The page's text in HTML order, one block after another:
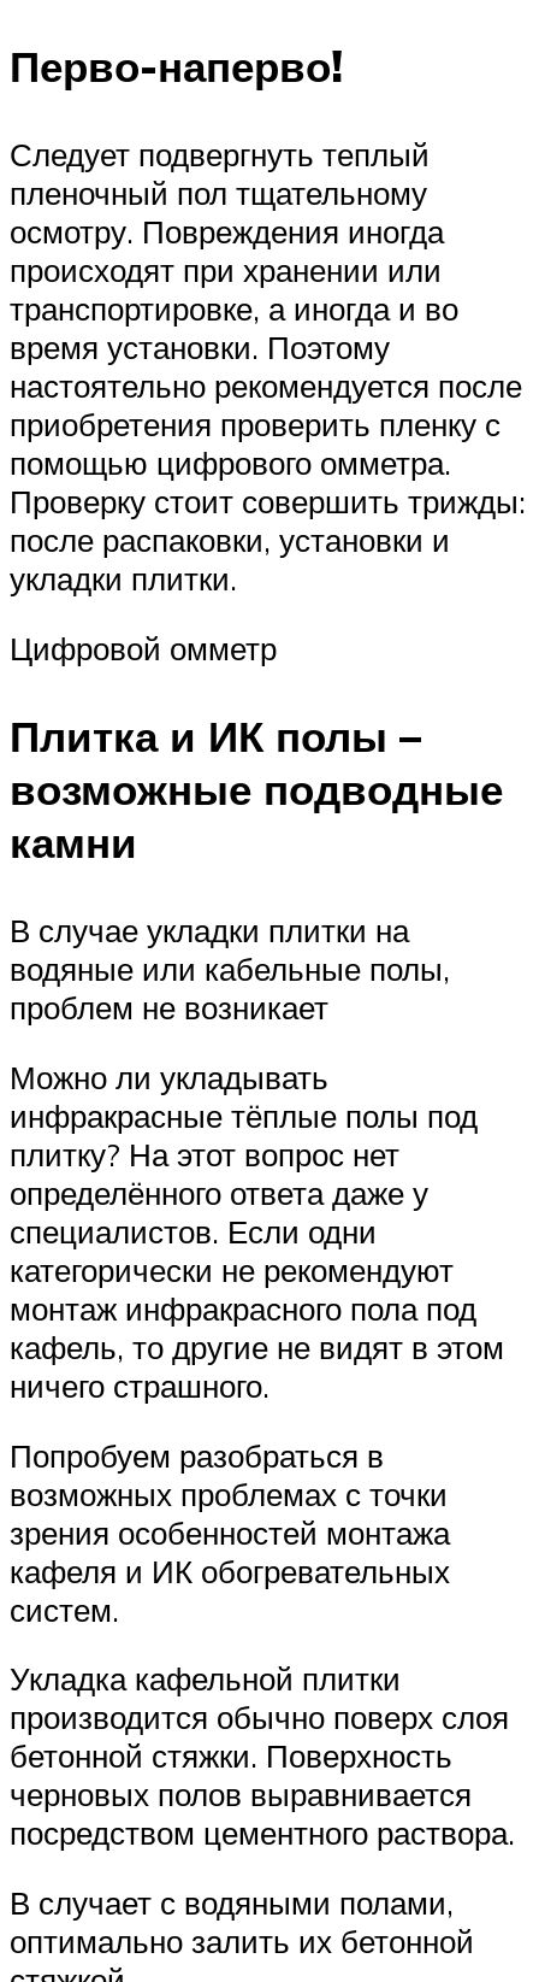
Перво-наперво!
Следует подвергнуть теплый
пленочный пол тщательному
осмотру. Повреждения иногда
происходят при хранении или
транспортировке, а иногда и во
время установки. Поэтому
настоятельно рекомендуется после
приобретения проверить пленку с
помощью цифрового омметра.
Проверку стоит совершить трижды:
после распаковки, установки и
укладки плитки.
Цифровой омметр
Плитка и ИК полы –
возможные подводные
камни
В случае укладки плитки на
водяные или кабельные полы,
проблем не возникает
Можно ли укладывать
инфракрасные тёплые полы под
плитку? На этот вопрос нет
определённого ответа даже у
специалистов. Если одни
категорически не рекомендуют
монтаж инфракрасного пола под
кафель, то другие не видят в этом
ничего страшного.
Попробуем разобраться в
возможных проблемах с точки
зрения особенностей монтажа
кафеля и ИК обогревательных
систем.
Укладка кафельной плитки
производится обычно поверх слоя
бетонной стяжки. Поверхность
черновых полов выравнивается
посредством цементного раствора.
В случает с водяными полами,
оптимально залить их бетонной